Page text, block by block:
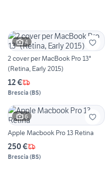
4
2 cover per MacBook Pro 13"
(Retina, Early 2015)
12 €
Brescia (BS)
6
Apple Macbook Pro 13 Retina
250 €
Brescia (BS)